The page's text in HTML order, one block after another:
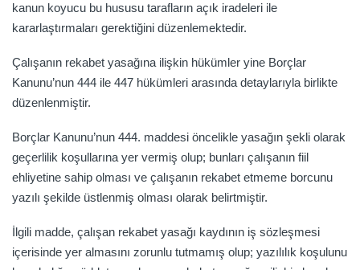
kanun koyucu bu hususu tarafların açık iradeleri ile
kararlaştırmaları gerektiğini düzenlemektedir.
Çalışanın rekabet yasağına ilişkin hükümler yine Borçlar
Kanunu’nun 444 ile 447 hükümleri arasında detaylarıyla birlikte
düzenlenmiştir.
Borçlar Kanunu’nun 444. maddesi öncelikle yasağın şekli olarak
geçerlilik koşullarına yer vermiş olup; bunları çalışanın fiil
ehliyetine sahip olması ve çalışanın rekabet etmeme borcunu
yazılı şekilde üstlenmiş olması olarak belirtmiştir.
İlgili madde, çalışan rekabet yasağı kaydının iş sözleşmesi
içerisinde yer almasını zorunlu tutmamış olup; yazılılık koşulunu